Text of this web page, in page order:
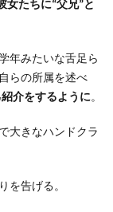
女たちに“父兄”と
年みたいな舌足ら
らの所属を述べ
介をするように。
大きなハンドクラ
を告げる。